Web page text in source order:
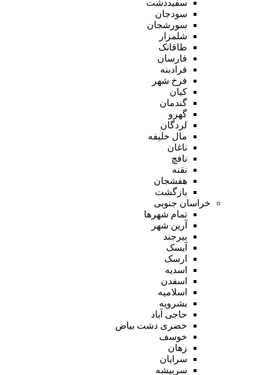
سفیددشت
سودجان
سورشجان
شلمزار
طاقانک
فارسان
فرادبنه
فرخ شهر
کیان
گندمان
گهرو
لردگان
مال خلیفه
ناغان
نافچ
نقنه
هفشجان
بازگشت
خراسان جنوبی
تمام شهر‌ها
آرین شهر
بیرجند
آیسک
ارسک
اسدیه
اسفدن
اسلامیه
بشرویه
حاجی آباد
خضری دشت بیاض
خوسف
زهان
سرایان
سربیشه